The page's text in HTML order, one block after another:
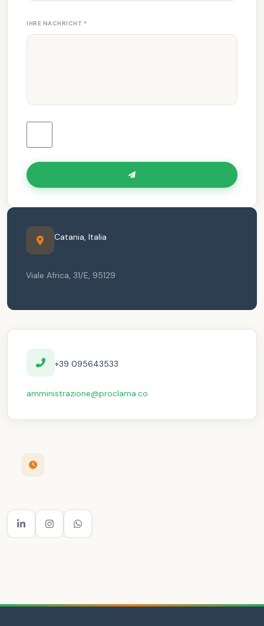
IHRE NACHRICHT *
Catania, Italia
Viale Africa, 31/E, 95129
+39 095643533
amministrazione@proclama.co